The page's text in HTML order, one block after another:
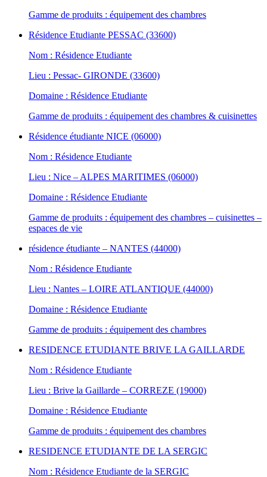
Gamme de produits : équipement des chambres
Résidence Etudiante PESSAC (33600)
Nom : Résidence Etudiante
Lieu : Pessac- GIRONDE (33600)
Domaine : Résidence Etudiante
Gamme de produits : équipement des chambres & cuisinettes
Résidence étudiante NICE (06000)
Nom : Résidence Etudiante
Lieu : Nice – ALPES MARITIMES (06000)
Domaine : Résidence Etudiante
Gamme de produits : équipement des chambres – cuisinettes –
espaces de vie
résidence étudiante – NANTES (44000)
Nom : Résidence Etudiante
Lieu : Nantes – LOIRE ATLANTIQUE (44000)
Domaine : Résidence Etudiante
Gamme de produits : équipement des chambres
RESIDENCE ETUDIANTE BRIVE LA GAILLARDE
Nom : Résidence Etudiante
Lieu : Brive la Gaillarde – CORREZE (19000)
Domaine : Résidence Etudiante
Gamme de produits : équipement des chambres
RESIDENCE ETUDIANTE DE LA SERGIC
Nom : Résidence Etudiante de la SERGIC